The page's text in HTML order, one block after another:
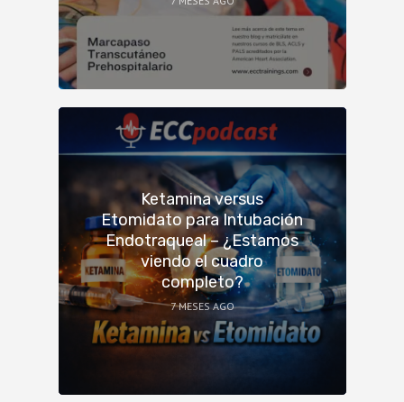
Ketamina versus
Etomidato para Intubación
Endotraqueal – ¿Estamos
viendo el cuadro
completo?
7 MESES AGO